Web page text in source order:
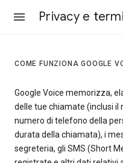
Privacy e
COME FUNZIONA GOOGLE
Google Voice memorizza,
delle tue chiamate (inclusi il
numero di telefono della
durata della chiamata), i
segreteria, gli SMS (Short